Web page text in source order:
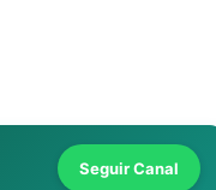
Seguir Canal